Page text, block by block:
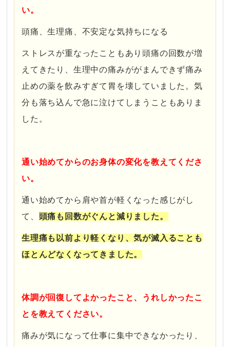
い。
頭痛、生理痛、不安定な気持ちになる
ストレスが重なったこともあり頭痛の回数が増
えてきたり、生理中の痛みががまんできず痛み
止めの薬を飲みすぎて胃を壊していました。気
分も落ち込んで急に泣けてしまうこともありま
した。
通い始めてからのお身体の変化を教えてくださ
い。
通い始めてから肩や首が軽くなった感じがし
て、 頭痛も回数がぐんと減りました。
生理痛も以前より軽くなり、気が滅入ることも
ほとんどなくなってきました。
体調が回復してよかったこと、うれしかったこ
とを教えてください。
痛みが気になって仕事に集中できなかったり、